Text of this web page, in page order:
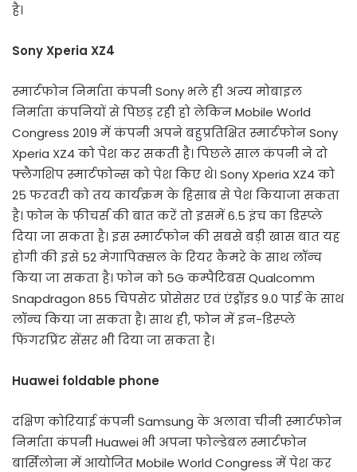
है।
Sony Xperia XZ4
स्मार्टफोन निर्माता कंपनी Sony भले ही अन्य मोबाइल
निर्माता कंपनियों से पिछड़ रही हो लेकिन Mobile World
Congress 2019 में कंपनी अपने बहुप्रतिक्षित स्मार्टफोन Sony
Xperia XZ4 को पेश कर सकती है। पिछले साल कंपनी ने दो
फ्लैगशिप स्मार्टफोन्स को पेश किए थे। Sony Xperia XZ4 को
25 फरवरी को तय कार्यक्रम के हिसाब से पेश कियाजा सकता
है। फोन के फीचर्स की बात करें तो इसमें 6.5 इंच का डिस्प्ले
दिया जा सकता है। इस स्मार्टफोन की सबसे बड़ी खास बात यह
होगी की इसे 52 मेगापिक्सल के रियर कैमरे के साथ लॉन्च
किया जा सकता है। फोन को 5G कम्पैटिबस Qualcomm
Snapdragon 855 चिपसेट प्रोसेसर एवं एंड्रॉइड 9.0 पाई के साथ
लॉन्च किया जा सकता है। साथ ही, फोन में इन-डिस्प्ले
फिंगरप्रिंट सेंसर भी दिया जा सकता है।
Huawei foldable phone
दक्षिण कोरियाई कंपनी Samsung के अलावा चीनी स्मार्टफोन
निर्माता कंपनी Huawei भी अपना फोल्डेबल स्मार्टफोन
बार्सिलोना में आयोजित Mobile World Congress में पेश कर